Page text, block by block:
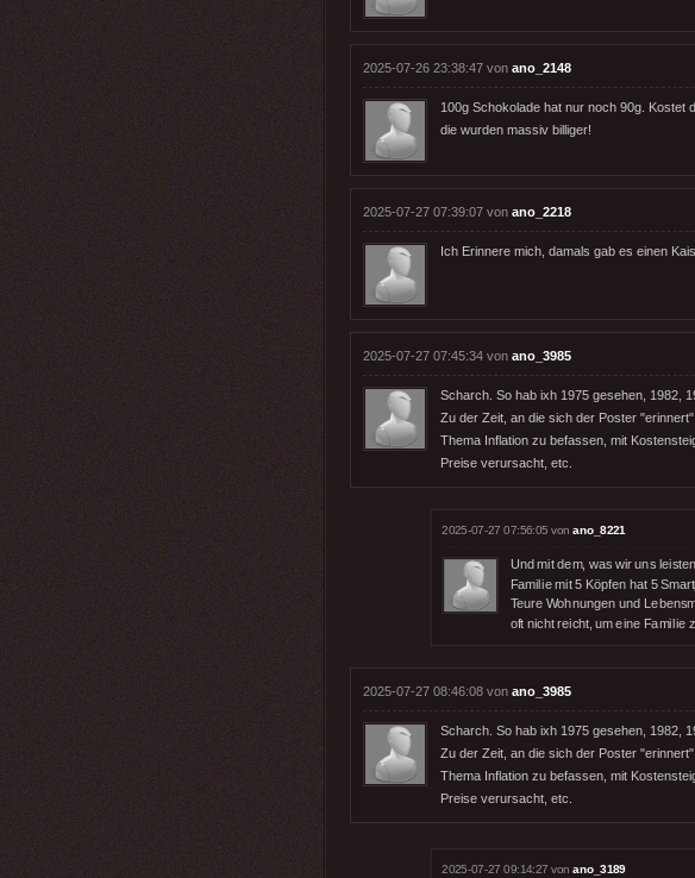
2025-07-26 23:38:47 von ano_2148
100g Schokolade hat nur noch 90g. Kostet
die wurden massiv billiger!
2025-07-27 07:39:07 von ano_2218
Ich Erinnere mich, damals gab es einen
2025-07-27 07:45:34 von ano_3985
Scharch. So hab ixh 1975 gesehen, 1982,
Zu der Zeit, an die sich der Poster
Thema Inflation zu befassen, mit
Preise verursacht, etc.
2025-07-27 07:56:05 vonano_8221
Und mit dem, was wir uns
Familie mit 5 Köpfen hat 5
Teure Wohnungen und
oft nicht reicht, um eine Familie
2025-07-27 08:46:08 von ano_3985
Scharch. So hab ixh 1975 gesehen, 1982,
Zu der Zeit, an die sich der Poster
Thema Inflation zu befassen, mit
Preise verursacht, etc.
2025-07-27 09:14:27 vonano_3189